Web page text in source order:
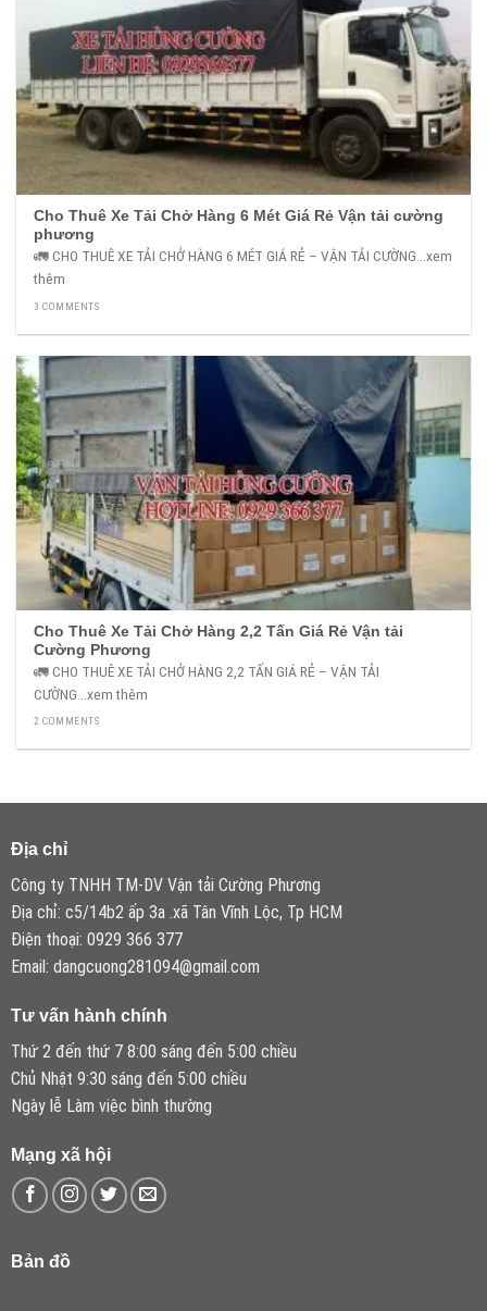
Cho Thuê Xe Tải Chở Hàng 6 Mét Giá Rẻ Vận tải cường
phương
🚛 CHO THUÊ XE TẢI CHỞ HÀNG 6 MÉT GIÁ RẺ – VẬN TẢI CƯỜNG...xem
thêm
3 COMMENTS
Cho Thuê Xe Tải Chở Hàng 2,2 Tấn Giá Rẻ Vận tải
Cường Phương
🚛 CHO THUÊ XE TẢI CHỞ HÀNG 2,2 TẤN GIÁ RẺ – VẬN TẢI
CƯỜNG...xem thêm
2 COMMENTS
Địa chỉ
Công ty TNHH TM-DV Vận tải Cường Phương
Địa chỉ: c5/14b2 ấp 3a .xã Tân Vĩnh Lộc, Tp HCM
Điện thoại: 0929 366 377
Email: dangcuong281094@gmail.com
Tư vấn hành chính
Thứ 2 đến thứ 7 8:00 sáng đến 5:00 chiều
Chủ Nhật 9:30 sáng đến 5:00 chiều
Ngày lễ Làm việc bình thường
Mạng xã hội
Bản đồ